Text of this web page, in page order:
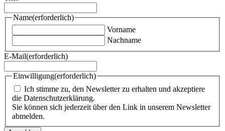
Name(erforderlich)
Vorname
Nachname
E-Mail(erforderlich)
Einwilligung(erforderlich)
Ich stimme zu, den Newsletter zu erhalten und akzeptiere
die Datenschutzerklärung.
Sie können sich jederzeit über den Link in unserem Newsletter
abmelden.